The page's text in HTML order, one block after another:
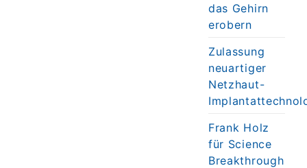
das Gehirn
erobern
Zulassung
neuartiger
Netzhaut-
Frank Holz
für Science
Breakthrough